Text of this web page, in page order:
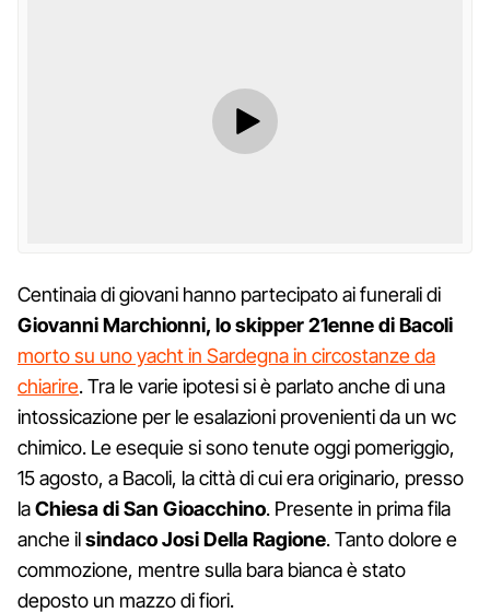
Centinaia di giovani hanno partecipato ai funerali di
Giovanni Marchionni, lo skipper 21enne di Bacoli
morto su uno yacht in Sardegna in circostanze da
chiarire. Tra le varie ipotesi si è parlato anche di una
intossicazione per le esalazioni provenienti da un wc
chimico. Le esequie si sono tenute oggi pomeriggio,
15 agosto, a Bacoli, la città di cui era originario, presso
laChiesa di San Gioacchino. Presente in prima fila
anche ilsindaco Josi Della Ragione. Tanto dolore e
commozione, mentre sulla bara bianca è stato
deposto un mazzo di fiori.